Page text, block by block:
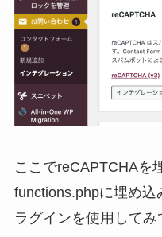
ここでreCAPTCHAを
functions.phpに埋め
ラグインを使用してみ